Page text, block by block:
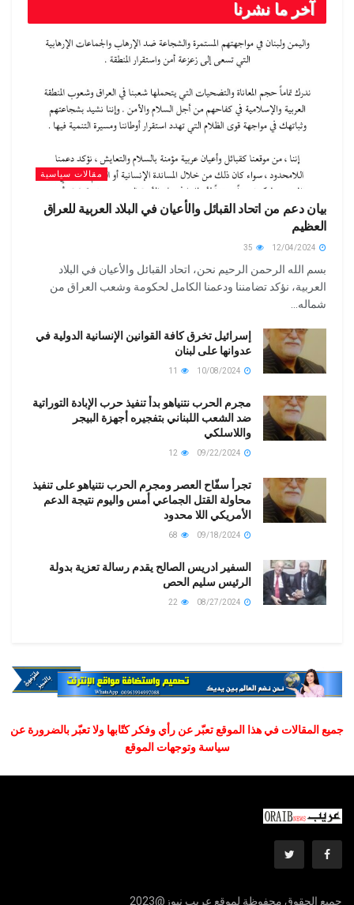
آخر ما نشرنا
مقالات سياسية
بيان دعم من اتحاد القبائل والأعيان في البلاد العربية للعراق
العظيم
بسم الله الرحمن الرحيم نحن، اتحاد القبائل والأعيان في البلاد
العربية، نؤكد تضامننا ودعمنا الكامل لحكومة وشعب العراق من
شماله...
إسرائيل تخرق كافة القوانين الإنسانية الدولية في
عدوانها على لبنان
مجرم الحرب نتنياهو بدأ تنفيذ حرب الإبادة التوراتية
ضد الشعب اللبناني بتفجيره أجهزة البيجر
واللاسلكي
تجرأ سفّاح العصر ومجرم الحرب نتنياهو على تنفيذ
محاولة القتل الجماعي أمس واليوم نتيجة الدعم
الأمريكي اللا محدود
السفير ادريس الصالح يقدم رسالة تعزية بدولة
الرئيس سليم الحص
جميع المقالات في هذا الموقع تعبّر عن رأي وفكر كتّابها ولا تعبّر بالضرورة عن
سياسة وتوجهات الموقع
جميع الحقوق محفوظة لموقع عريب نيوز@2023